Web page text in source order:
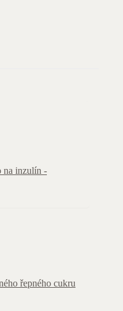
na inzulín -
řepného cukru